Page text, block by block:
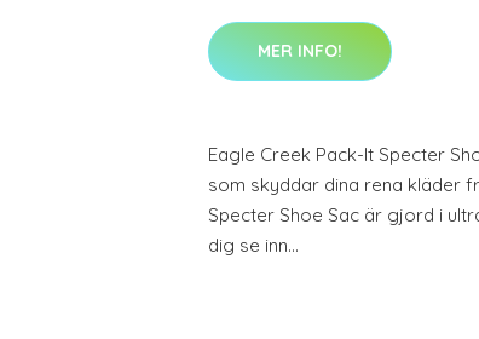
MER INFO!
Eagle Creek Pack-It Specter
som skyddar dina rena kläder
Specter Shoe Sac är gjord i
dig se inn…